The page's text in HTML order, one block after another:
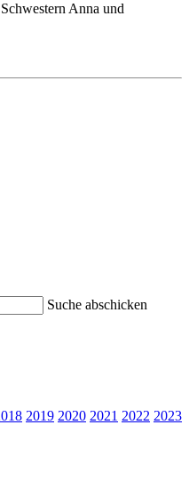
Anna und
Suche abschicken
2019 2020 2021 2022 2023